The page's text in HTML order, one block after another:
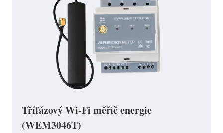
Třífázový Wi-Fi měřič energie
(WEM3046T)